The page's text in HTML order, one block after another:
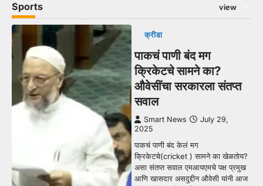
Sports view
क्रीडा
पाकचं पाणी बंद मग
क्रिकेटचे सामने का?
औवेसींचा सरकारला संतप्त
सवाल
Smart News
July 29,
2025
पाकचं पाणी बंद केलं मग
क्रिकेटचे(cricket ) सामने का खेळतोय?
असा संतप्त सवाल एमआयएमचे पक्ष प्रमुख
आणि खासदार असदुद्दीन औवेसी यांनी आज